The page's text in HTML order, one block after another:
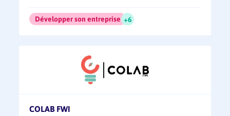
Développer son entreprise +6
COLAB FWI